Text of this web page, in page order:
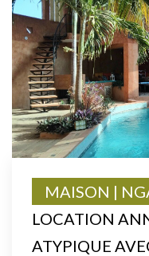
LOCATION
ATYPIQUE
MAISON |